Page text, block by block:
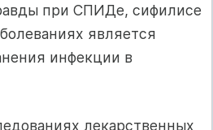
при СПИДе, сифилисе
является
инфекции в
лекарственных